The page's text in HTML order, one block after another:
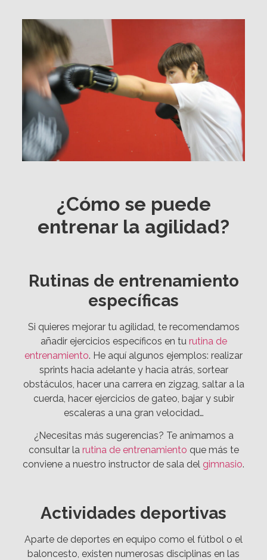
¿Cómo se puede
entrenar la agilidad?
Rutinas de entrenamiento
específicas
Si quieres mejorar tu agilidad, te recomendamos
añadir ejercicios específicos en tu rutina de
entrenamiento. He aquí algunos ejemplos: realizar
sprints hacia adelante y hacia atrás, sortear
obstáculos, hacer una carrera en zigzag, saltar a la
cuerda, hacer ejercicios de gateo, bajar y subir
escaleras a una gran velocidad…
¿Necesitas más sugerencias? Te animamos a
consultar la rutina de entrenamiento que más te
conviene a nuestro instructor de sala del gimnasio.
Actividades deportivas
Aparte de deportes en equipo como el fútbol o el
baloncesto, existen numerosas disciplinas en las